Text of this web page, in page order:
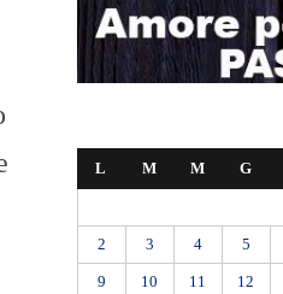
L M M G
2 3 4 5
9 10 11 12